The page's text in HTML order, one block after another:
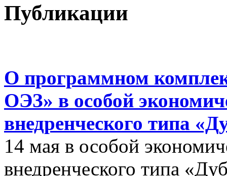
Публикации
О программном
ОЭЗ» в особой
внедренческого типа
14 мая в особой
внедренческого типа